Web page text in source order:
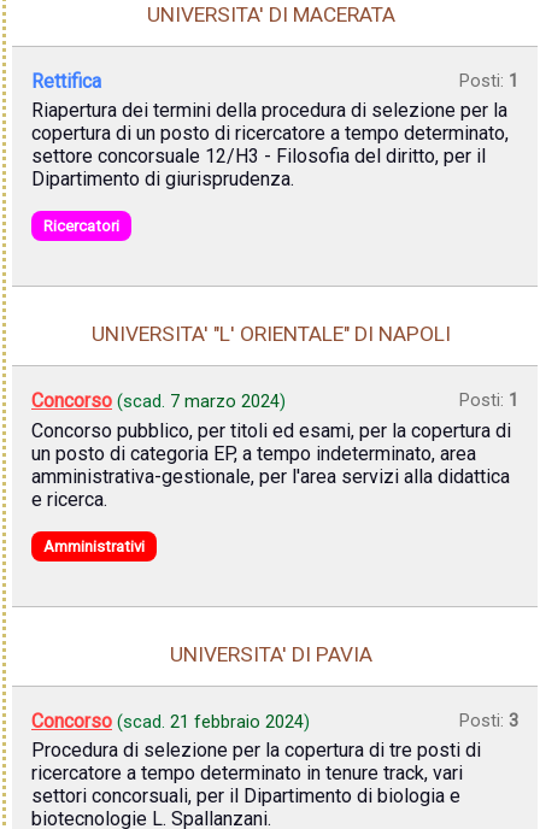
UNIVERSITA' DI MACERATA
Rettifica Posti: 1
Riapertura dei termini della procedura di selezione per la
copertura di un posto di ricercatore a tempo determinato,
settore concorsuale 12/H3 - Filosofia del diritto, per il
Dipartimento di giurisprudenza.
Ricercatori
UNIVERSITA' "L' ORIENTALE" DI NAPOLI
Concorso (scad. 7 marzo 2024) Posti: 1
Concorso pubblico, per titoli ed esami, per la copertura di
un posto di categoria EP, a tempo indeterminato, area
amministrativa-gestionale, per l'area servizi alla didattica
e ricerca.
Amministrativi
UNIVERSITA' DI PAVIA
Concorso (scad. 21 febbraio 2024) Posti: 3
Procedura di selezione per la copertura di tre posti di
ricercatore a tempo determinato in tenure track, vari
settori concorsuali, per il Dipartimento di biologia e
biotecnologie L. Spallanzani.